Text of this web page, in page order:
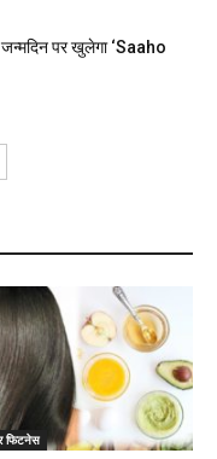
पर खुलेगा ‘Saaho
फिटनेस